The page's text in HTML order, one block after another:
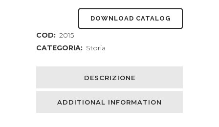
DOWNLOAD CATALOG
COD: 2015
CATEGORIA: Storia
DESCRIZIONE
ADDITIONAL INFORMATION